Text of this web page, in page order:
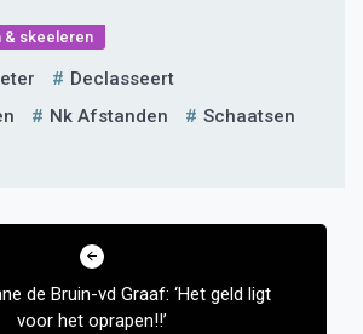
& skeeleren
Declasseert
Nk Afstanden
Schaatsen
de Bruin-vd Graaf: ‘Het geld ligt
voor het oprapen!!’